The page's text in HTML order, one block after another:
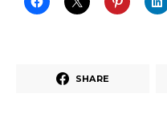
SHARE